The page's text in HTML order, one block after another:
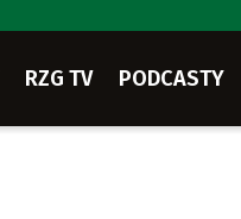
RZG TV PODCASTY